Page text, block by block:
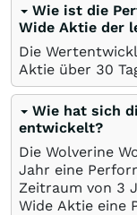
Wie ist die
Wide Aktie der
Die
Aktie über 30
Wie hat sich
entwickelt?
Die Wolverine
Jahr eine
Zeitraum von 3
Wide Aktie eine